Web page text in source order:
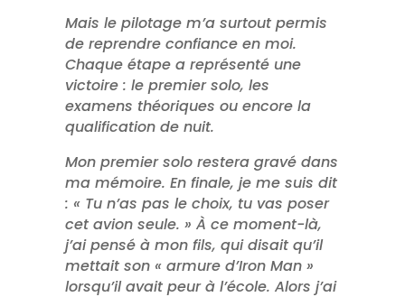
Mais le pilotage m’a surtout permis
de reprendre confiance en moi.
Chaque étape a représenté une
victoire : le premier solo, les
examens théoriques ou encore la
qualification de nuit.
Mon premier solo restera gravé dans
ma mémoire. En finale, je me suis dit
: « Tu n’as pas le choix, tu vas poser
cet avion seule. » À ce moment-là,
j’ai pensé à mon fils, qui disait qu’il
mettait son « armure d’Iron Man »
lorsqu’il avait peur à l’école. Alors j’ai